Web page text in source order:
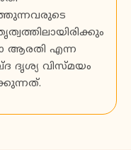
ആരതി എന്ന
ദൃശ്യ വിസ്മയം